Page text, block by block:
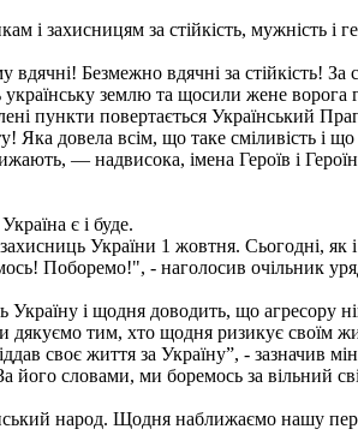
і захисницям за стійкість, мужність і
Безмежно вдячні за стійкість! За
землю та щосили жене ворога
пункти повертається Український
довела всім, що таке сміливість і
— надвисока, імена Героїв і
є і буде.
України 1 жовтня. Сьогодні,
Поборемо!", - наголосив очільник
Україну і щодня доводить, що агресору
тим, хто щодня ризикує своїм
своє життя за Україну”, - зазначив
словами, ми боремось за вільний
народ. Щодня наближаємо нашу